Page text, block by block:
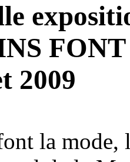
2009
la mode,